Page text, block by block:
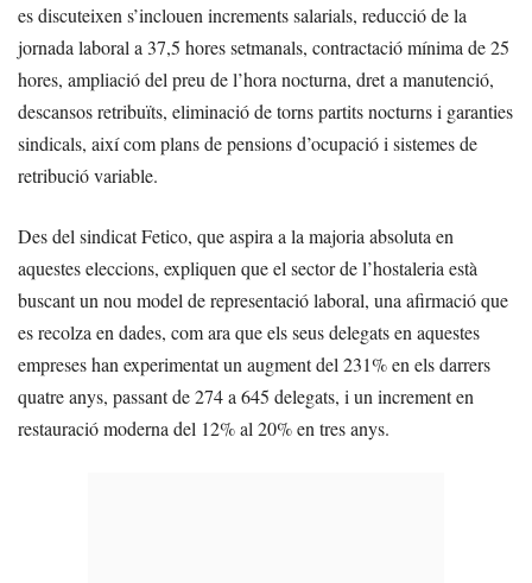
es discuteixen s’inclouen increments salarials, reducció de la
jornada laboral a 37,5 hores setmanals, contractació mínima de 25
hores, ampliació del preu de l’hora nocturna, dret a manutenció,
descansos retribuïts, eliminació de torns partits nocturns i garanties
sindicals, així com plans de pensions d’ocupació i sistemes de
retribució variable.
Des del sindicat Fetico, que aspira a la majoria absoluta en
aquestes eleccions, expliquen que el sector de l’hostaleria està
buscant un nou model de representació laboral, una afirmació que
es recolza en dades, com ara que els seus delegats en aquestes
empreses han experimentat un augment del 231% en els darrers
quatre anys, passant de 274 a 645 delegats, i un increment en
restauració moderna del 12% al 20% en tres anys.